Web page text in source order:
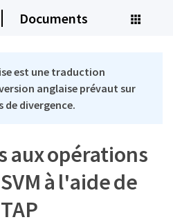
Documents
est une traduction
anglaise prévaut sur
de divergence.
aux opérations
à l'aide de